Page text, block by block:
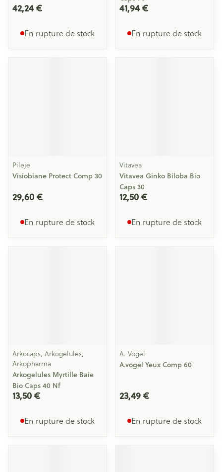
42,24 €
En rupture de stock
41,94 €
En rupture de stock
Pileje
Visiobiane Protect Comp 30
29,60 €
En rupture de stock
Vitavea
Vitavea Ginko Biloba Bio
Caps 30
12,50 €
En rupture de stock
Arkocaps, Arkogelules,
Arkopharma
Arkogelules Myrtille Baie
Bio Caps 40 Nf
13,50 €
En rupture de stock
A. Vogel
A.vogel Yeux Comp 60
23,49 €
En rupture de stock